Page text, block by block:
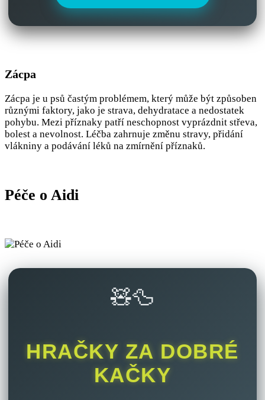
Zácpa
Zácpa je u psů častým problémem, který může být způsoben
různými faktory, jako je strava, dehydratace a nedostatek
pohybu. Mezi příznaky patří neschopnost vyprázdnit střeva,
bolest a nevolnost. Léčba zahrnuje změnu stravy, přidání
vlákniny a podávání léků na zmírnění příznaků.
Péče o Aidi
🧸🦆
HRAČKY ZA DOBRÉ
KAČKY